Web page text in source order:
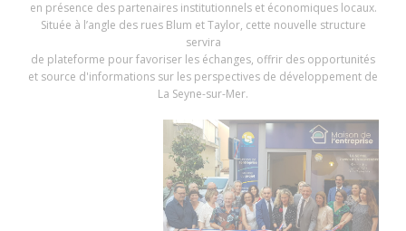
en présence des partenaires institutionnels et économiques locaux.
Située à l’angle des rues Blum et Taylor, cette nouvelle structure
servira
de plateforme pour favoriser les échanges, offrir des opportunités
et source d'informations sur les perspectives de développement de
La Seyne-sur-Mer.